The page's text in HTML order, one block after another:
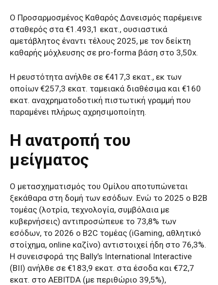
Ο Προσαρμοσμένος Καθαρός Δανεισμός παρέμεινε
σταθερός στα €1.493,1 εκατ., ουσιαστικά
αμετάβλητος έναντι τέλους 2025, με τον δείκτη
καθαρής μόχλευσης σε pro-forma βάση στο 3,50x.
Η ρευστότητα ανήλθε σε €417,3 εκατ., εκ των
οποίων €257,3 εκατ. ταμειακά διαθέσιμα και €160
εκατ. αναχρηματοδοτική πιστωτική γραμμή που
παραμένει πλήρως αχρησιμοποίητη.
Η ανατροπή του
μείγματος
Ο μετασχηματισμός του Ομίλου αποτυπώνεται
ξεκάθαρα στη δομή των εσόδων. Ενώ το 2025 ο B2B
τομέας (λοτρία, τεχνολογία, συμβόλαια με
κυβερνήσεις) αντιπροσώπευε το 73,8% των
εσόδων, το 2026 ο B2C τομέας (iGaming, αθλητικό
στοίχημα, online καζίνο) αντιστοιχεί ήδη στο 76,3%.
Η συνεισφορά της Bally’s International Interactive
(BII) ανήλθε σε €183,9 εκατ. στα έσοδα και €72,7
εκατ. στο AEBITDA (με περιθώριο 39,5%),